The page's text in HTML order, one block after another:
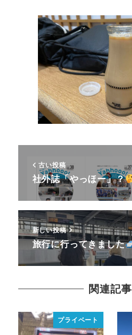
古い投稿
社外誌「やっほー」？
新しい投稿
旅行に行ってきました
関連記事
プライベート